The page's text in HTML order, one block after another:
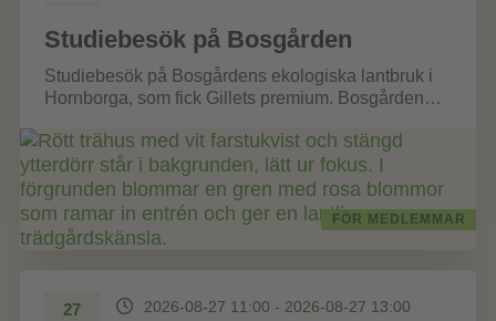
FÖR MEDLEMMAR
Studiebesök på Bosgården
Studiebesök på Bosgårdens ekologiska lantbruk i
Hornborga, som fick Gillets premium. Bosgården
av...
27 2026-08-27 11:00 - 2026-08-27 13:00